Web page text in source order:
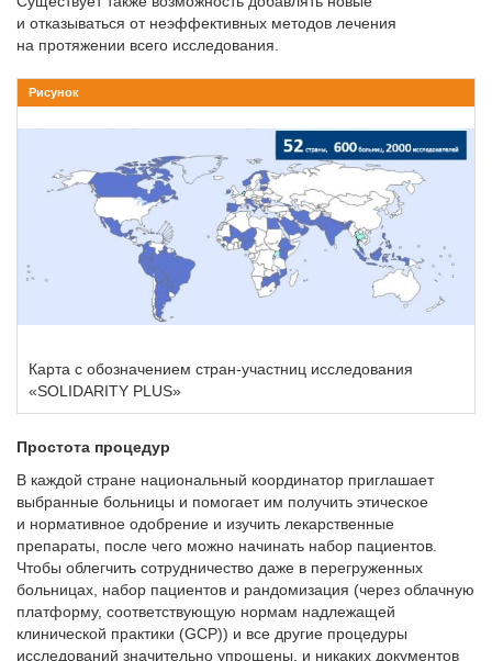
и отказываться от неэффективных методов лечения
на протяжении всего исследования.
Рисунок
Карта с обозначением стран-участниц исследования
«SOLIDARITY PLUS»
Простота процедур
В каждой стране национальный координатор приглашает
выбранные больницы и помогает им получить этическое
и нормативное одобрение и изучить лекарственные
препараты, после чего можно начинать набор пациентов.
Чтобы облегчить сотрудничество даже в перегруженных
больницах, набор пациентов и рандомизация (через облачную
платформу, соответствующую нормам надлежащей
клинической практики (GCP)) и все другие процедуры
исследований значительно упрощены, и никаких документов